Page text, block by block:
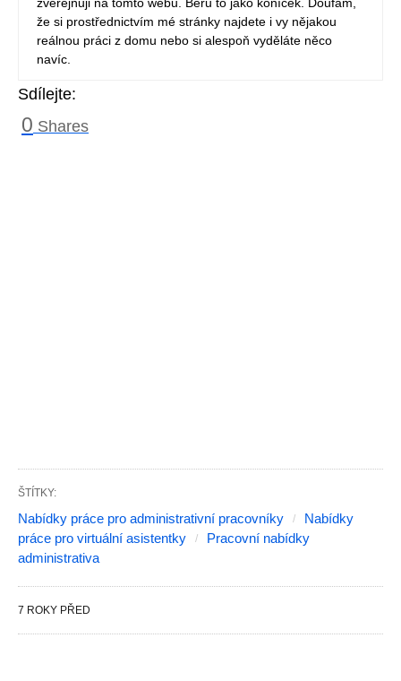
že si prostřednictvím mé stránky najdete i vy nějakou
reálnou práci z domu nebo si alespoň vyděláte něco
navíc.
Sdílejte:
0 Shares
ŠTÍTKY:
Nabídky práce pro administrativní pracovníky
Nabídky
práce pro virtuální asistentky
Pracovní nabídky
administrativa
7 ROKY PŘED